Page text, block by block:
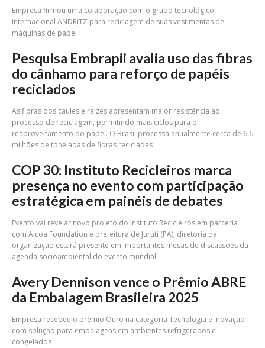
Empresa firmou uma colaboração com o grupo tecnológico
internacional ANDRITZ para reciclagem de suas vestimentas de
máquinas de papel
Pesquisa Embrapii avalia uso das fibras
do cânhamo para reforço de papéis
reciclados
As fibras dos caules e raízes apresentam maior resistência ao
processo de reciclagem, permitindo mais ciclos para o
reaproveitamento do papel. O Brasil processa anualmente cerca de 6,6
milhões de toneladas de fibras recicladas
COP 30: Instituto Recicleiros marca
presença no evento com participação
estratégica em painéis de debates
Evento vai revelar novo projeto do Instituto Recicleiros em parceria
com Alcoa Foundation e prefeitura de Juruti (PA); diretoria da
organização estará presente em importantes mesas de discussões da
agenda socioambiental do evento mundial
Avery Dennison vence o Prêmio ABRE
da Embalagem Brasileira 2025
Empresa recebeu o prêmio Ouro na categoria Tecnologia e Inovação
com solução para embalagens em ambientes refrigerados e
congelados